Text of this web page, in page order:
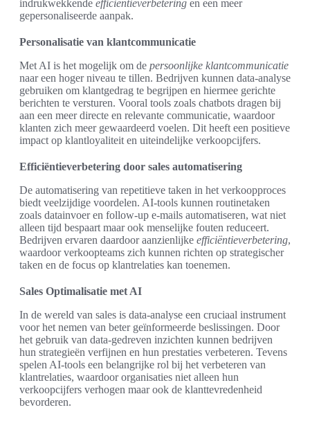
indrukwekkende efficiëntieverbetering en een meer
gepersonaliseerde aanpak.
Personalisatie van klantcommunicatie
Met AI is het mogelijk om de persoonlijke klantcommunicatie
naar een hoger niveau te tillen. Bedrijven kunnen data-analyse
gebruiken om klantgedrag te begrijpen en hiermee gerichte
berichten te versturen. Vooral tools zoals chatbots dragen bij
aan een meer directe en relevante communicatie, waardoor
klanten zich meer gewaardeerd voelen. Dit heeft een positieve
impact op klantloyaliteit en uiteindelijke verkoopcijfers.
Efficiëntieverbetering door sales automatisering
De automatisering van repetitieve taken in het verkoopproces
biedt veelzijdige voordelen. AI-tools kunnen routinetaken
zoals datainvoer en follow-up e-mails automatiseren, wat niet
alleen tijd bespaart maar ook menselijke fouten reduceert.
Bedrijven ervaren daardoor aanzienlijke efficiëntieverbetering,
waardoor verkoopteams zich kunnen richten op strategischer
taken en de focus op klantrelaties kan toenemen.
Sales Optimalisatie met AI
In de wereld van sales is data-analyse een cruciaal instrument
voor het nemen van beter geïnformeerde beslissingen. Door
het gebruik van data-gedreven inzichten kunnen bedrijven
hun strategieën verfijnen en hun prestaties verbeteren. Tevens
spelen AI-tools een belangrijke rol bij het verbeteren van
klantrelaties, waardoor organisaties niet alleen hun
verkoopcijfers verhogen maar ook de klanttevredenheid
bevorderen.